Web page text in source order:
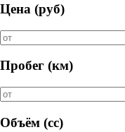
Цена (руб)
Пробег (км)
Объём (cc)